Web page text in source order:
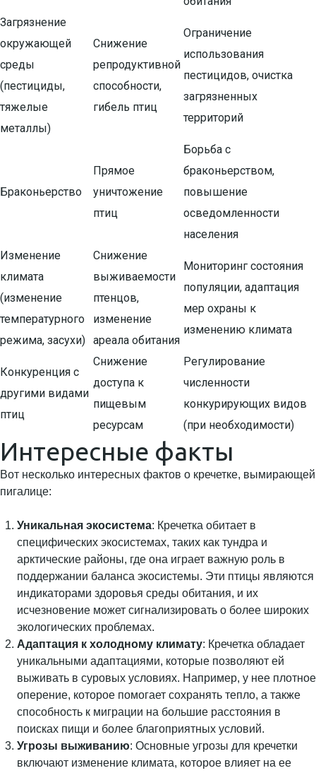
Загрязнение
окружающей
среды
(пестициды,
тяжелые
металлы)
Снижение
репродуктивной
способности,
гибель птиц
Ограничение
использования
пестицидов, очистка
загрязненных
территорий
Браконьерство
Прямое
уничтожение
птиц
Борьба с
браконьерством,
повышение
осведомленности
населения
Изменение
климата
(изменение
температурного
режима, засухи)
Снижение
выживаемости
птенцов,
изменение
ареала обитания
Мониторинг состояния
популяции, адаптация
мер охраны к
изменению климата
Конкуренция с
другими видами
птиц
Снижение
доступа к
пищевым
ресурсам
Регулирование
численности
конкурирующих видов
(при необходимости)
Интересные факты
Вот несколько интересных фактов о кречетке, вымирающей
пигалице:
Уникальная экосистема: Кречетка обитает в
специфических экосистемах, таких как тундра и
арктические районы, где она играет важную роль в
поддержании баланса экосистемы. Эти птицы являются
индикаторами здоровья среды обитания, и их
исчезновение может сигнализировать о более широких
экологических проблемах.
Адаптация к холодному климату: Кречетка обладает
уникальными адаптациями, которые позволяют ей
выживать в суровых условиях. Например, у нее плотное
оперение, которое помогает сохранять тепло, а также
способность к миграции на большие расстояния в
поисках пищи и более благоприятных условий.
Угрозы выживанию: Основные угрозы для кречетки
включают изменение климата, которое влияет на ее